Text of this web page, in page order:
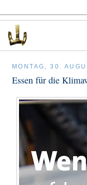
MONTAG, 30.
Essen für die